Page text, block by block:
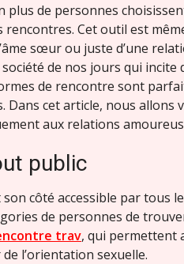
plus de personnes
Cet outil est
sœur ou juste d’une
de nos jours qui incite
de rencontre sont
Dans cet article, nous allons
aux relations
public
côté accessible par tous
de personnes de
trav, qui permettent
l’orientation sexuelle.